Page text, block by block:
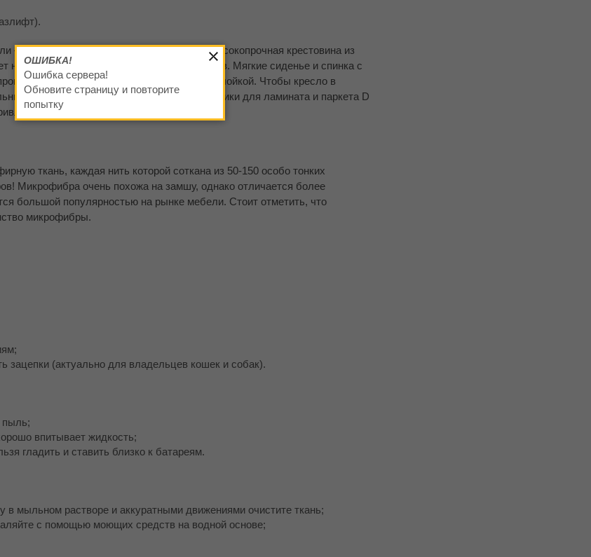
– монолитный каркас толщиной 20 мм и высокопрочная крестовина из
до 140 кг, не теряя рабочих качеств. Мягкие сиденье и спинка с
защищены синтепоновой прослойкой. Чтобы кресло в
покрытиям, на кресло установлены ролики для ламината и паркета D
и останутся без царапин.
ткань, каждая нить которой соткана из 50-150 особо тонких
Микрофибра очень похожа на замшу, однако отличается более
большой популярностью на рынке мебели. Стоит отметить, что
микрофибры.
зацепки (актуально для владельцев кошек и собак).
пыль;
впитывает жидкость;
гладить и ставить близко к батареям.
в мыльном растворе и аккуратными движениями очистите ткань;
с помощью моющих средств на водной основе;
ОШИБКА!
Ошибка сервера!
Обновите страницу и повторите
попытку